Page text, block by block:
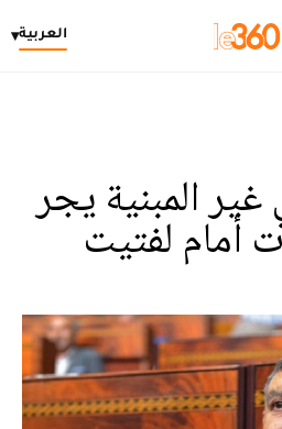
العربية▾
المبنية يجر
أمام لفتيت